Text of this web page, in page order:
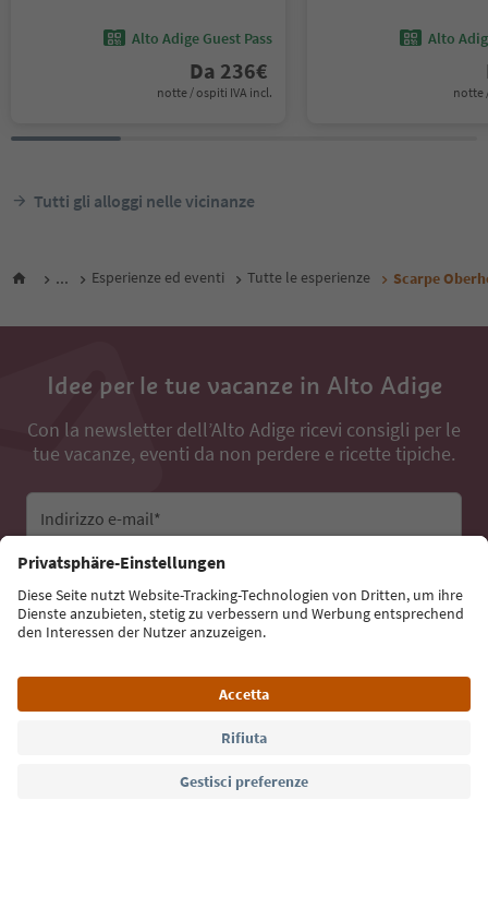
Alto Adige Guest Pass
Da 236€
notte / ospiti IVA incl.
Alto
notte
Tutti gli alloggi nelle vicinanze
... Esperienze ed eventi Tutte le esperienze Scarpe
Idee per le tue vacanze in Alto Adige
Con la newsletter dell’Alto Adige ricevi consigli per le
tue vacanze, eventi da non perdere e ricette tipiche.
Indirizzo e-mail*
Iscriviti alla newsletter